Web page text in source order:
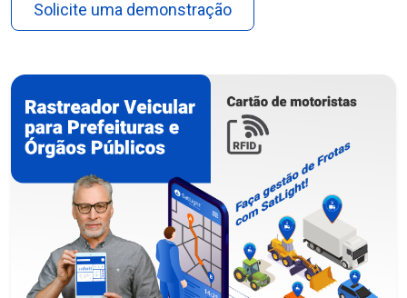
Solicite uma demonstração